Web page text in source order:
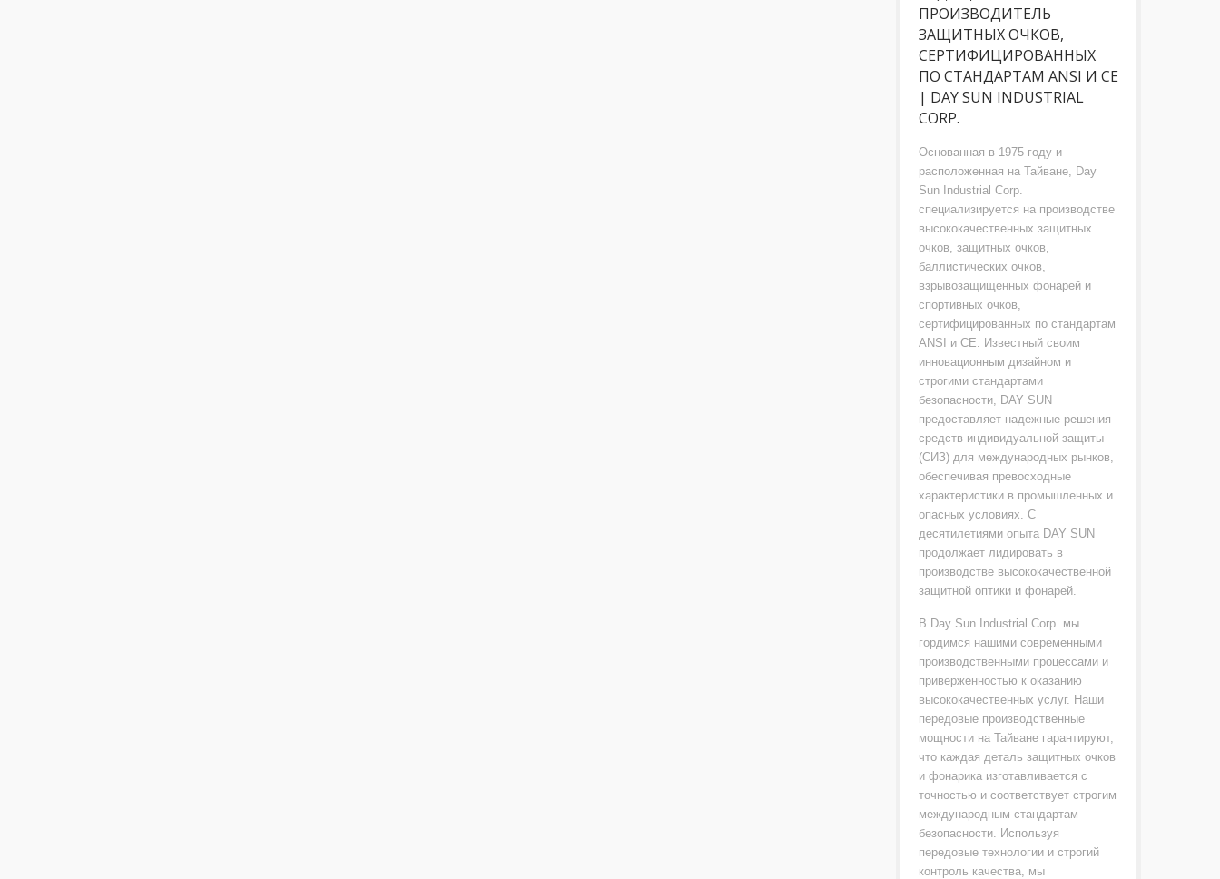
ПРОИЗВОДИТЕЛЬ
ЗАЩИТНЫХ ОЧКОВ,
СЕРТИФИЦИРОВАННЫХ
ПО СТАНДАРТАМ ANSI И CE
| DAY SUN INDUSTRIAL
CORP.
Основанная в 1975 году и
расположенная на Тайване, Day
Sun Industrial Corp.
специализируется на производстве
высококачественных защитных
очков, защитных очков,
баллистических очков,
взрывозащищенных фонарей и
спортивных очков,
сертифицированных по стандартам
ANSI и CE. Известный своим
инновационным дизайном и
строгими стандартами
безопасности, DAY SUN
предоставляет надежные решения
средств индивидуальной защиты
(СИЗ) для международных рынков,
обеспечивая превосходные
характеристики в промышленных и
опасных условиях. С
десятилетиями опыта DAY SUN
продолжает лидировать в
производстве высококачественной
защитной оптики и фонарей.
В Day Sun Industrial Corp. мы
гордимся нашими современными
производственными процессами и
приверженностью к оказанию
высококачественных услуг. Наши
передовые производственные
мощности на Тайване гарантируют,
что каждая деталь защитных очков
и фонарика изготавливается с
точностью и соответствует строгим
международным стандартам
безопасности. Используя
передовые технологии и строгий
контроль качества, мы